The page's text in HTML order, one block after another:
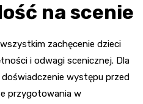
na scenie
zachęcenie dzieci
i odwagi scenicznej. Dla
występu przed
przygotowania w